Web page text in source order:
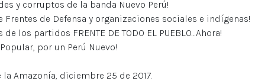
y corruptos de la banda Nuevo Perú!
Frentes de Defensa y organizaciones sociales e indígenas!
de los partidos FRENTE DE TODO EL PUEBLO…Ahora!
por un Perú Nuevo!
la Amazonía, diciembre 25 de 2017.